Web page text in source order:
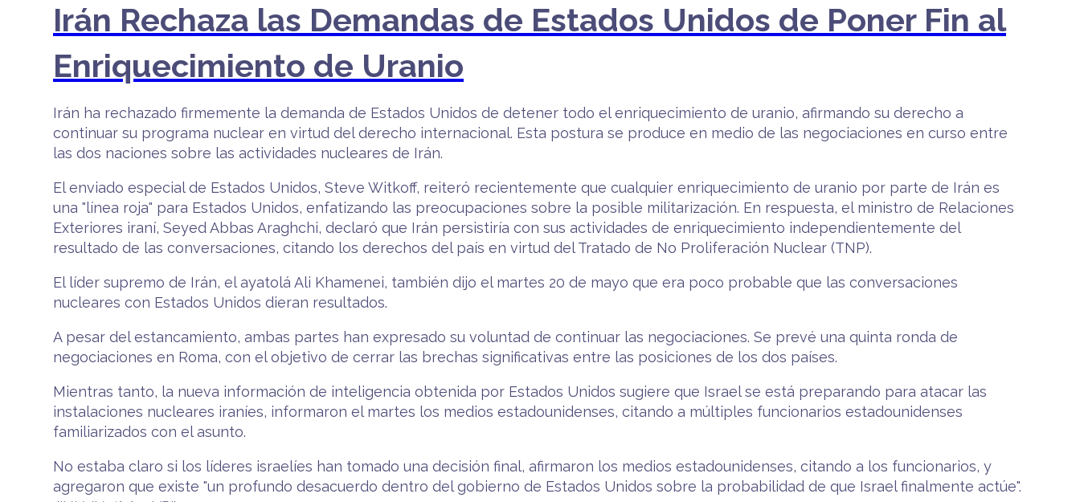
Irán Rechaza las Demandas de Estados Unidos de Poner Fin al
Enriquecimiento de Uranio
Irán ha rechazado firmemente la demanda de Estados Unidos de detener todo el enriquecimiento de uranio, afirmando su derecho a
continuar su programa nuclear en virtud del derecho internacional. Esta postura se produce en medio de las negociaciones en curso entre
las dos naciones sobre las actividades nucleares de Irán.
El enviado especial de Estados Unidos, Steve Witkoff, reiteró recientemente que cualquier enriquecimiento de uranio por parte de Irán es
una "línea roja" para Estados Unidos, enfatizando las preocupaciones sobre la posible militarización. En respuesta, el ministro de Relaciones
Exteriores iraní, Seyed Abbas Araghchi, declaró que Irán persistiría con sus actividades de enriquecimiento independientemente del
resultado de las conversaciones, citando los derechos del país en virtud del Tratado de No Proliferación Nuclear (TNP).
El líder supremo de Irán, el ayatolá Ali Khamenei, también dijo el martes 20 de mayo que era poco probable que las conversaciones
nucleares con Estados Unidos dieran resultados.
A pesar del estancamiento, ambas partes han expresado su voluntad de continuar las negociaciones. Se prevé una quinta ronda de
negociaciones en Roma, con el objetivo de cerrar las brechas significativas entre las posiciones de los dos países.
Mientras tanto, la nueva información de inteligencia obtenida por Estados Unidos sugiere que Israel se está preparando para atacar las
instalaciones nucleares iraníes, informaron el martes los medios estadounidenses, citando a múltiples funcionarios estadounidenses
familiarizados con el asunto.
No estaba claro si los líderes israelíes han tomado una decisión final, afirmaron los medios estadounidenses, citando a los funcionarios, y
agregaron que existe "un profundo desacuerdo dentro del gobierno de Estados Unidos sobre la probabilidad de que Israel finalmente actúe".